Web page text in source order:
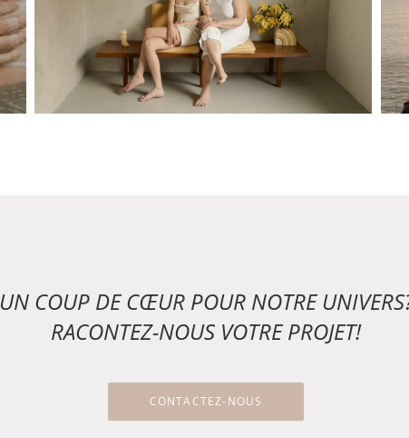
UN COUP DE CŒUR POUR NOTRE
RACONTEZ-NOUS VOTRE PROJET!
CONTACTEZ-NOUS